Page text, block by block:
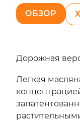
ОБЗОР
Дорожная
Легкая